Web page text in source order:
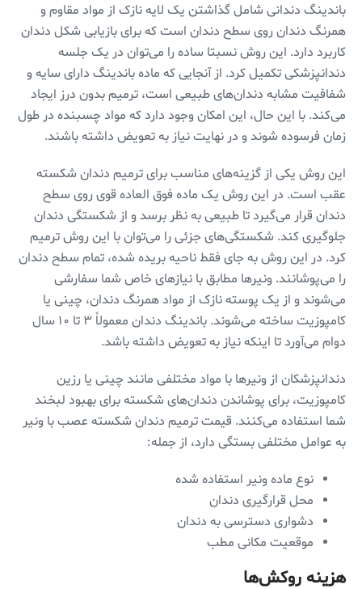
باندینگ دندانی شامل گذاشتن یک لایه نازک از مواد مقاوم و
همرنگ دندان روی سطح دندان است که برای بازیابی شکل دندان
کاربرد دارد. این روش نسبتا ساده را می‌توان در یک جلسه
دندانپزشکی تکمیل کرد. از آنجایی که ماده باندینگ دارای سایه و
شفافیت مشابه دندان‌های طبیعی است، ترمیم بدون درز ایجاد
می‌کند. با این حال، این امکان وجود دارد که مواد چسبنده در طول
زمان فرسوده شوند و در نهایت نیاز به تعویض داشته باشند.
این روش یکی از گزینه‌های مناسب برای ترمیم دندان شکسته
عقب است. در این روش یک ماده فوق العاده قوی روی سطح
دندان قرار می‌گیرد تا طبیعی به نظر برسد و از شکستگی دندان
جلوگیری کند. شکستگی‌های جزئی را می‌توان با این روش ترمیم
کرد. در این روش به جای فقط ناحیه بریده شده، تمام سطح دندان
را می‌پوشانند. ونیر‌ها مطابق با نیازهای خاص شما سفارشی
می‌شوند و از یک پوسته نازک از مواد همرنگ دندان، چینی یا
کامپوزیت ساخته می‌شوند. باندینگ دندان معمولاً ۳ تا ۱۰ سال
دوام می‌آورد تا اینکه نیاز به تعویض داشته باشد.
دندانپزشکان از ونیرها با مواد مختلفی مانند چینی یا رزین
کامپوزیت، برای پوشاندن دندان‌های شکسته برای بهبود لبخند
شما استفاده می‌کنند. قیمت ترمیم دندان شکسته عصب با ونیر
به عوامل مختلفی بستگی دارد، از جمله:
نوع ماده ونیر استفاده شده
محل قرارگیری دندان
دشواری دسترسی به دندان
موقعیت مکانی مطب
هزینه روکش‌ها